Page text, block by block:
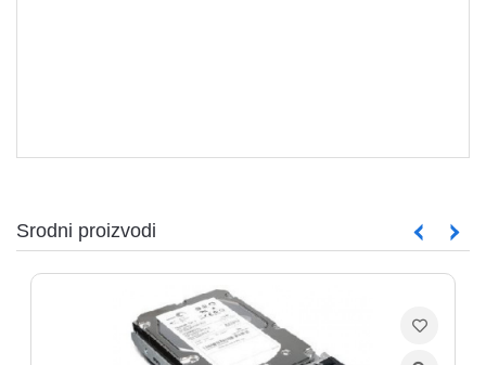
Srodni proizvodi